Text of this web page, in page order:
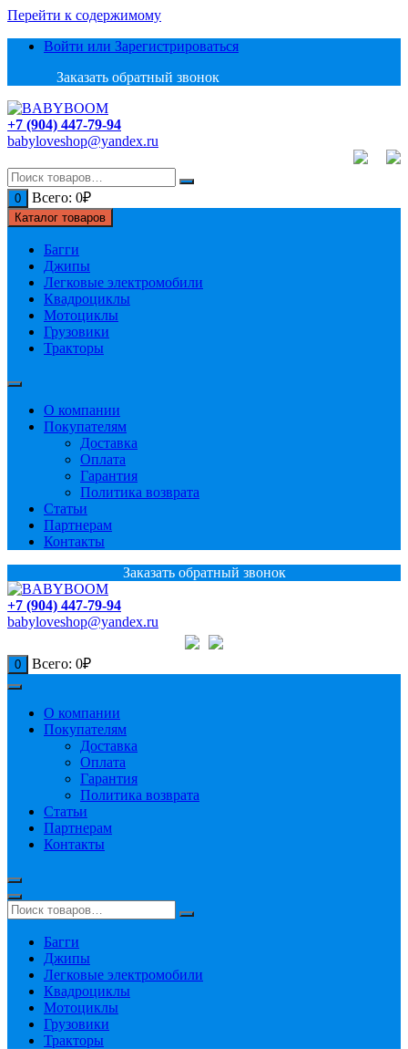
Перейти к содержимому
Войти или Зарегистрироваться
Заказать обратный звонок
+7 (904) 447-79-94
babyloveshop@yandex.ru
0 Всего: 0₽
Каталог товаров
Багги
Джипы
Легковые электромобили
Квадроциклы
Мотоциклы
Грузовики
Тракторы
О компании
Покупателям
Доставка
Оплата
Гарантия
Политика возврата
Статьи
Партнерам
Контакты
Заказать обратный звонок
+7 (904) 447-79-94
babyloveshop@yandex.ru
0 Всего: 0₽
О компании
Покупателям
Доставка
Оплата
Гарантия
Политика возврата
Статьи
Партнерам
Контакты
Багги
Джипы
Легковые электромобили
Квадроциклы
Мотоциклы
Грузовики
Тракторы